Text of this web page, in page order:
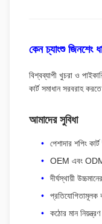
কেন চ্যাংশু জিনশেং
বিশ্বব্যাপী খুচরা ও
কার্ট সমাধান সরবরাহ
আমাদের সুবিধা
পেশাদার শপিং
OEM এবং ODM
দীর্ঘস্থায়ী
প্রতিযোগিতামূলক
কঠোর মান নিয়ন্ত্রণ